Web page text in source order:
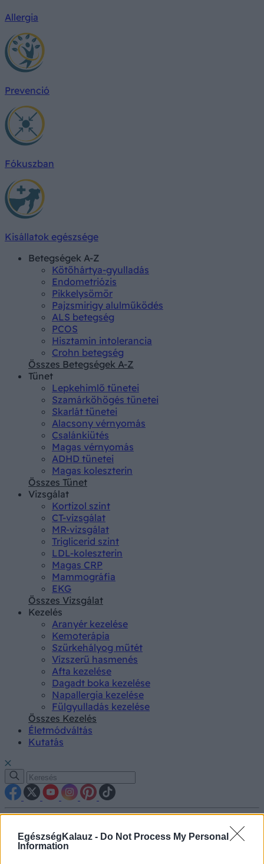
EgészségKalauz - Do Not Process My Personal
Information
Allergia
Prevenció
Fókuszban
Kisállatok egészsége
Betegségek A-Z
Kötőhártya-gyulladás
Endometriózis
Pikkelysömör
Pajzsmirigy alulműködés
ALS betegség
PCOS
Hisztamin intolerancia
Crohn betegség
Összes Betegségek A-Z
Tünet
Lepkehimlő tünetei
Szamárköhögés tünetei
Skarlát tünetei
Alacsony vérnyomás
Csalánkiütés
Magas vérnyomás
ADHD tünetei
Magas koleszterin
Összes Tünet
Vizsgálat
Kortizol szint
CT-vizsgálat
MR-vizsgálat
Triglicerid szint
LDL-koleszterin
Magas CRP
Mammográfia
EKG
Összes Vizsgálat
Kezelés
Aranyér kezelése
Kemoterápia
Szürkehályog műtét
Vízszerű hasmenés
Afta kezelése
Dagadt boka kezelése
Napallergia kezelése
Fülgyulladás kezelése
Összes Kezelés
Életmódváltás
Kutatás
Tünet
Vizsgálat